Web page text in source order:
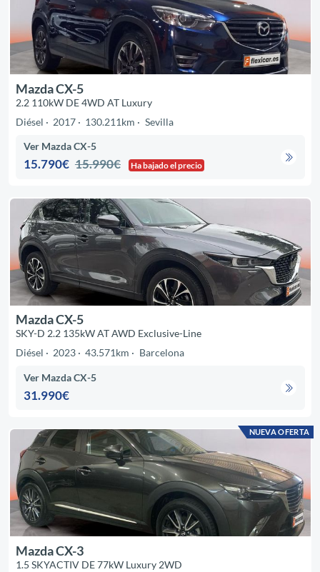
Mazda CX-5
2.2 110kW DE 4WD AT Luxury
Diésel
2017 130.211km Sevilla
Ver Mazda CX-5
15.790€ 15.990€ Ha bajado el precio
Mazda CX-5
SKY-D 2.2 135kW AT AWD Exclusive-Line
Diésel
2023 43.571km Barcelona
Ver Mazda CX-5
31.990€
NUEVA OFERTA
Mazda CX-3
1.5 SKYACTIV DE 77kW Luxury 2WD